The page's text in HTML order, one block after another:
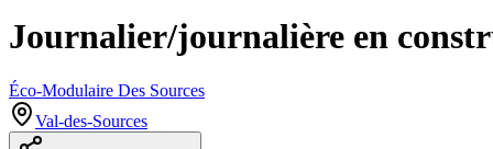
Journalier/journalière en
Éco-Modulaire Des Sources
Val-des-Sources